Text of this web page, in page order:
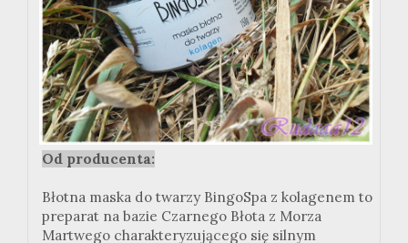
Od producenta:
Błotna maska do twarzy BingoSpa z kolagenem to
preparat na bazie Czarnego Błota z Morza
Martwego charakteryzującego się silnym